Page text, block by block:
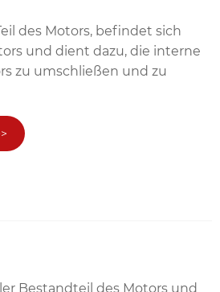
des Motors, befindet sich
und dient dazu, die interne
zu umschließen und zu
Bestandteil des Motors und